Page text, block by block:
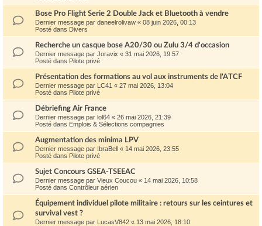
Bose Pro Flight Serie 2 Double Jack et Bluetooth à vendre
Dernier message par daneelrolivaw « 08 juin 2026, 00:13
Posté dans Divers
Recherche un casque bose A20/30 ou Zulu 3/4 d'occasion
Dernier message par Joravix « 31 mai 2026, 19:57
Posté dans Pilote privé
Présentation des formations au vol aux instruments de l'ATCF
Dernier message par LC41 « 27 mai 2026, 13:04
Posté dans Pilote privé
Débriefing Air France
Dernier message par lol64 « 26 mai 2026, 21:39
Posté dans Emplois & Sélections compagnies
Augmentation des minima LPV
Dernier message par IbraBell « 14 mai 2026, 23:55
Posté dans Pilote privé
Sujet Concours GSEA-TSEEAC
Dernier message par Vieux Coucou « 14 mai 2026, 10:58
Posté dans Contrôleur aérien
Équipement individuel pilote militaire : retours sur les ceintures et
survival vest ?
Dernier message par LucasV842 « 13 mai 2026, 18:10